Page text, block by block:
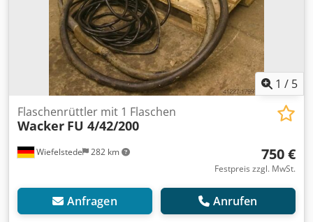
1 / 5
Wiefelstede 282 km
Flaschenrüttler mit 1 Flaschen
Wacker FU 4/42/200
750 €
Festpreis zzgl. MwSt.
Anfragen Anrufen